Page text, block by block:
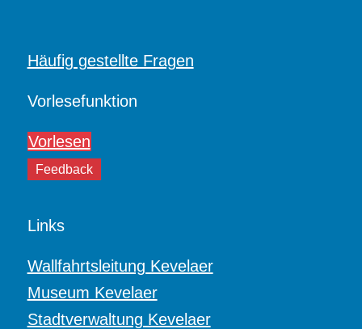
Häufig gestellte Fragen
Vorlesefunktion
Vorlesen
Feedback
Links
Wallfahrtsleitung Kevelaer
Museum Kevelaer
Stadtverwaltung Kevelaer